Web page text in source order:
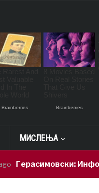
МИСЛЕЊА
Инфо-